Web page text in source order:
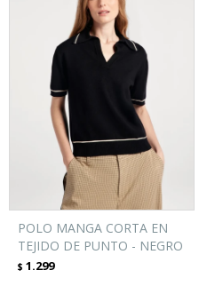
POLO MANGA CORTA EN
TEJIDO DE PUNTO - NEGRO
$ 1.299